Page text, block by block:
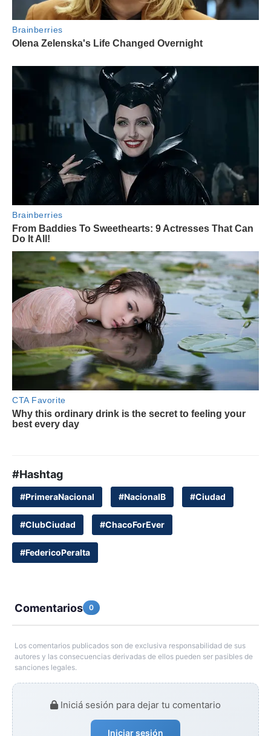
#Hashtag
#PrimeraNacional #NacionalB #Ciudad
#ClubCiudad #ChacoForEver
#FedericoPeralta
Comentarios 0
Los comentarios publicados son de exclusiva responsabilidad de sus
autores y las consecuencias derivadas de ellos pueden ser pasibles de
sanciones legales.
Iniciá sesión para dejar tu comentario
Iniciar sesión